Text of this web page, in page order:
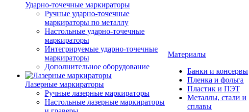
Ударно-точечные маркираторы
Ручные ударно-точечные
маркираторы по металлу
Настольные ударно-точечные
маркираторы
Интегрируемые ударно-точечные
маркираторы
Дополнительное оборудование
Лазерные маркираторы
Ручные лазерные маркираторы
Настольные лазерные маркираторы
Материалы
Банки и консервы
Пленка и фольга
Пластик и ПЭТ
Металлы, стали и
сплавы